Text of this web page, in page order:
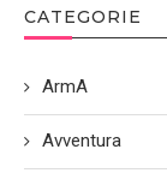
CATEGORIE
ArmA
Avventura